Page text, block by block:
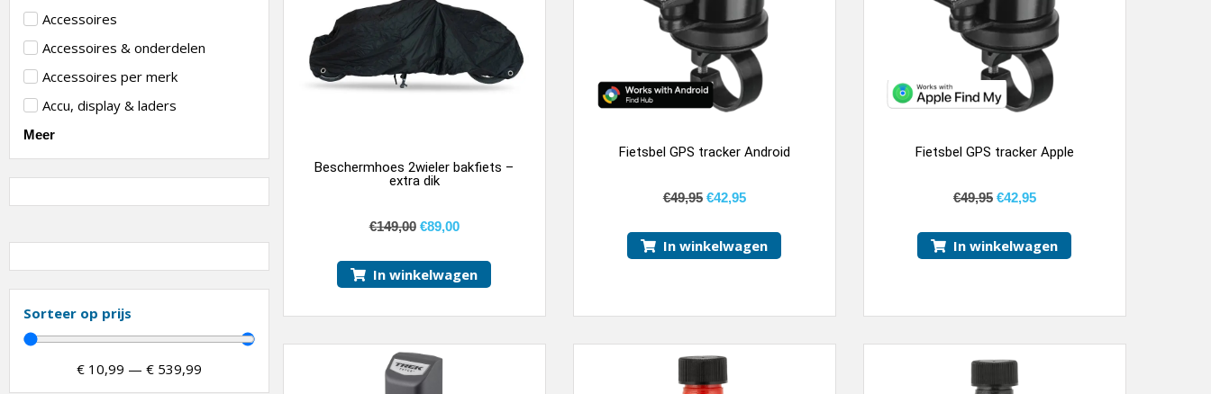
Accessoires
Accessoires & onderdelen
Accessoires per merk
Accu, display & laders
Meer
Sorteer op prijs
€ 10,99 — € 539,99
Beschermhoes 2wieler bakfiets –
extra dik
€149,00 €89,00
In winkelwagen
Fietsbel GPS tracker Android
€49,95 €42,95
In winkelwagen
Fietsbel GPS tracker Apple
€49,95 €42,95
In winkelwagen